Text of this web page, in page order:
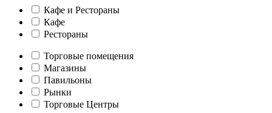
Кафе и Рестораны
Кафе
Рестораны
Торговые помещения
Магазины
Павильоны
Рынки
Торговые Центры